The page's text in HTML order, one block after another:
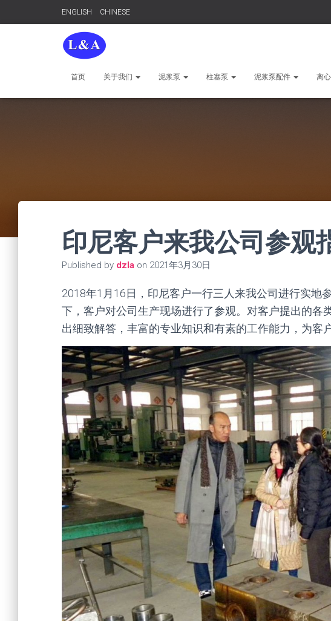
ENGLISH CHINESE
首页 关于我们 泥浆泵 柱塞泵 泥浆泵配件 离
印尼客户来我公司参观
Published by dzla on 2021年3月30日
2018年1月16日，印尼客户一行三人来我公司进行实地
下，客户对公司生产现场进行了参观。对客户提出的各
出细致解答，丰富的专业知识和有素的工作能力，为客